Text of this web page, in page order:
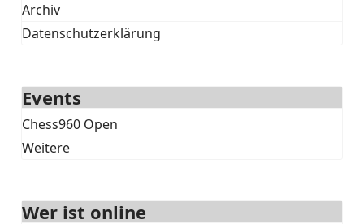
Archiv
Datenschutzerklärung
Events
Chess960 Open
Weitere
Wer ist online